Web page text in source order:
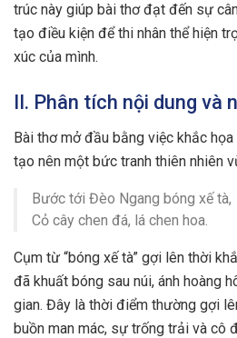
trúc này giúp bài thơ đạt đến sự
tạo điều kiện để thi nhân thể hiện
xúc của mình.
II. Phân tích nội dung và
Bài thơ mở đầu bằng việc khắc
tạo nên một bức tranh thiên nhiên
Bước tới Đèo Ngang bóng xế tà,
Cỏ cây chen đá, lá chen hoa.
Cụm từ “bóng xế tà” gợi lên thời
đã khuất bóng sau núi, ánh hoàng
gian. Đây là thời điểm thường gợi
buồn man mác, sự trống trải và cô